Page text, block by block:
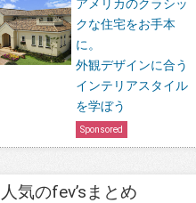
アメリカのクラシッ
クな住宅をお手本
に。
外観デザインに合う
インテリアスタイル
を学ぼう
Sponsored
人気のfev’sまとめ